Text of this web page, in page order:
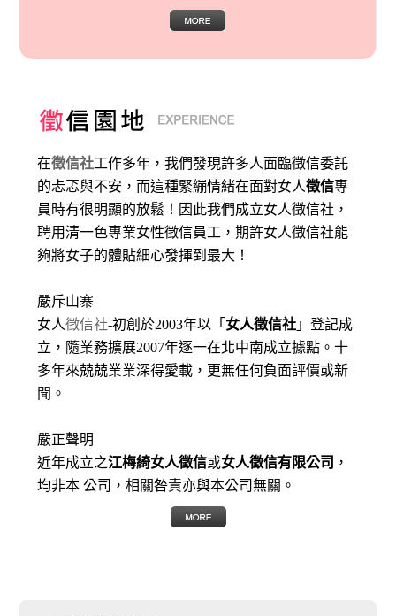
在徵信社工作多年，我們發現許多人面臨徵信委託
的忐忑與不安，而這種緊繃情緒在面對女人徵信專
員時有很明顯的放鬆！因此我們成立女人徵信社，
聘用清一色專業女性徵信員工，期許女人徵信社能
夠將女子的體貼細心發揮到最大 ！
嚴斥山寨
女人徵信社-初創於2003年以「 女人徵信社 」登記成
立，隨業務擴展2007年逐一在北中南成立據點。十
多年來兢兢業業深得愛載，更無任何負面評價或新
聞。
嚴正聲明
近年成立之江梅綺女人徵信或女人徵信有限公司 ，
均非本 公司，相關咎責亦與本公司無關。